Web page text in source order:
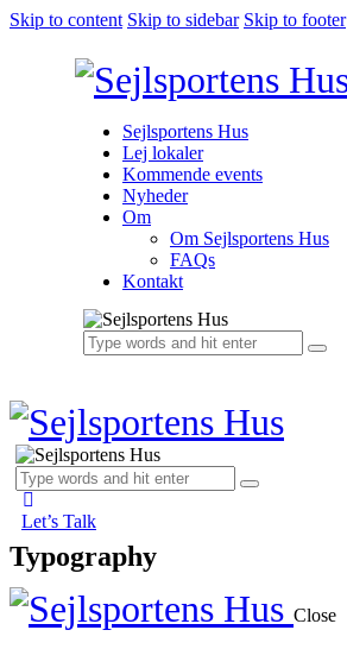
Skip to content Skip to sidebar Skip to footer
Sejlsportens Hus
Lej lokaler
Kommende events
Nyheder
Om
Om Sejlsportens Hus
FAQs
Kontakt
Let’s Talk
Typography
Close